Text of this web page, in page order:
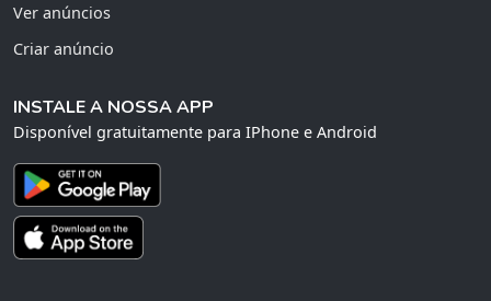
Ver anúncios
Criar anúncio
INSTALE A NOSSA APP
Disponível gratuitamente para IPhone e Android